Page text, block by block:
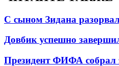
С сыном Зидана
Довбик успешно
Президент ФИФА собрал